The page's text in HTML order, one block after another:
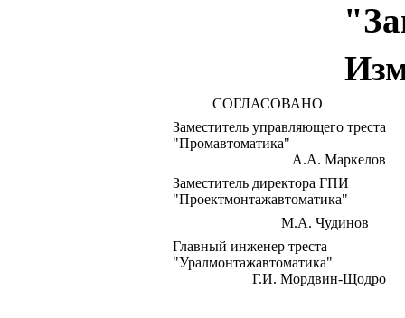
СОГЛАСОВАНО
Заместитель управляющего треста
"Промавтоматика"
А.А. Маркелов
Заместитель директора ГПИ
"Проектмонтажавтоматика"
М.А. Чудинов
Главный инженер треста
"Уралмонтажавтоматика"
Г.И. Мордвин-Щодро